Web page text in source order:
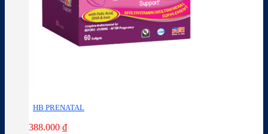
HB PRENATAL
388.000 ₫